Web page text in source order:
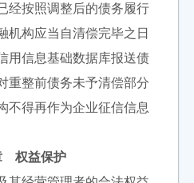
经按照调整后的债务履行
机构应当自清偿完毕之日
用信息基础数据库报送债
重整前债务未予清偿部分
不得再作为企业征信信息
权益保护